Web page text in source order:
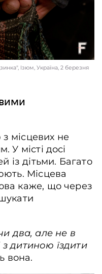
2 березня 2026 року. Анна
Ізюм, Україна, 2 березня
з місцевих не
У місті досі
із дітьми. Багато
Місцева
каже, що через
два, але не в
з дитиною їздити
вона.